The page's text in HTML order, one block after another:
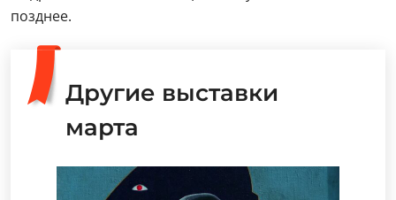
позднее.
Другие выставки
марта